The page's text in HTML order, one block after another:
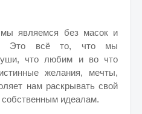
являемся без масок и
Это всё то, что мы
что любим и во что
желания, мечты,
нам раскрывать свой
собственным идеалам.